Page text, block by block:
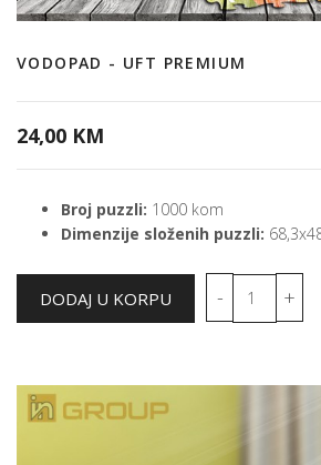
VODOPAD - UFT PREMIUM
24,00 KM
Broj puzzli: 1000 kom
Dimenzije složenih puzzli: